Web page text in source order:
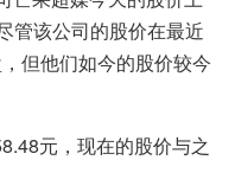
管该公司的股价在最近
但他们如今的股价较今
元，现在的股价与之